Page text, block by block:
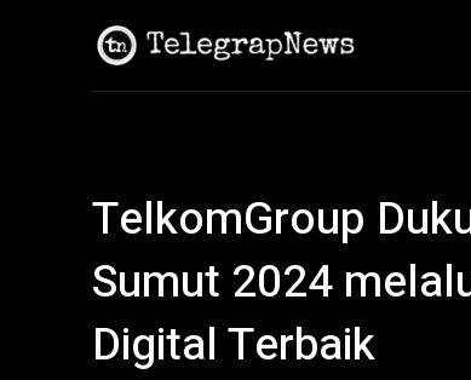
TelkomGroup
Sumut 2024
Digital Terbaik